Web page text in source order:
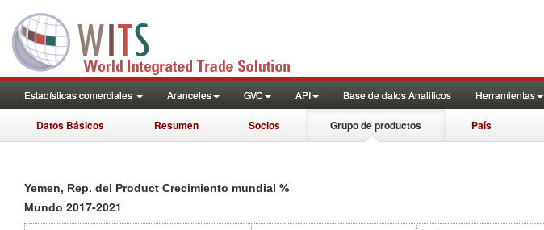
Estadísticas comerciales Aranceles GVC API Base de datos Analiticos Herramientas
Datos Básicos Resumen Socios Grupo de productos País
Yemen, Rep. del Product Crecimiento mundial %
Mundo 2017-2021